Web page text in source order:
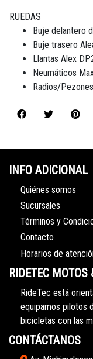
RUEDAS
Buje delantero
Buje trasero
Llantas Alex
Neumáticos
Radios/
INFO ADICIONAL
Quiénes somos
Sucursales
Términos y
Contacto
Horarios de
RIDETEC MOTOS
RideTec está
equipamos pilotos
bicicletas con las
CONTÁCTANOS